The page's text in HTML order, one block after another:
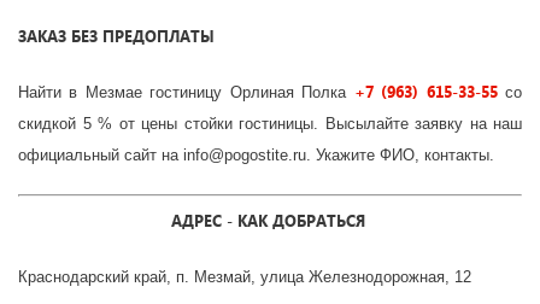
ЗАКАЗ БЕЗ ПРЕДОПЛАТЫ
Найти в Мезмае гостиницу Орлиная Полка +7 (963) 615-33-55 со
скидкой 5 % от цены стойки гостиницы. Высылайте заявку на наш
официальный сайт на info@pogostite.ru. Укажите ФИО, контакты.
АДРЕС - КАК ДОБРАТЬСЯ
Краснодарский край, п. Мезмай, улица Железнодорожная, 12